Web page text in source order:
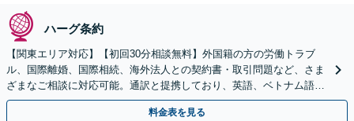
ハーグ条約
【関東エリア対応】【初回30分相談無料】外国籍の方の労働トラブ
ル、国際離婚、国際相続、海外法人との契約書・取引問題など、さま
ざまなご相談に対応可能。通訳と提携しており、英語、ベトナム語、
中国語、タイ語等対応可能です（通訳料別途）。
料金表を見る